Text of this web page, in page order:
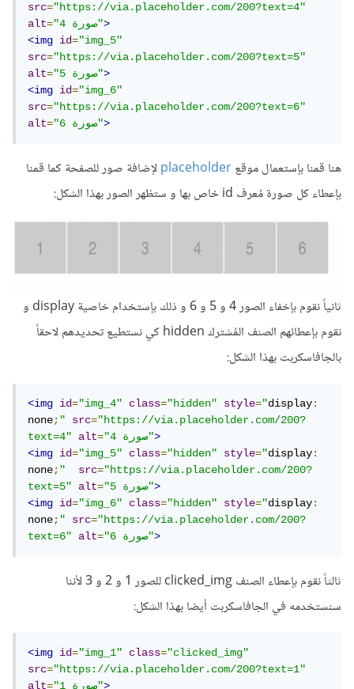
src="https://via.placeholder.com/200?text=4"
alt= "صورة 4">
<img
id="img_5"
src="https://via.placeholder.com/200?text=5"
alt= "صورة 5">
<img
id="img_6"
src="https://via.placeholder.com/200?text=6"
alt= "صورة 6">
هنا قمنا بإستعمال موقعplaceholderلإضافة صور للصفحة كما قمنا
بإعطاء كل صورة مُعرف id خاص بها و ستظهر الصور بهذا الشكل:
ثانياً نقوم بإخفاء الصور 4 و 5 و 6 و ذلك بإستخدام خاصية display و
نقوم بإعطائهم الصنف المُشترك hidden كي نستطيع تحديدهم لاحقاً
بالجافاسكربت بهذا الشكل:
<img id="img_4" class="hidden" style="display:
none;" src="https://via.placeholder.com/200?
text=4"
alt= "صورة 4">
<img
id="img_5" class="hidden" style="display:
none;" src="https://via.placeholder.com/200?
text=5"
alt= "صورة 5">
<img
id="img_6" class="hidden" style="display:
none;" src="https://via.placeholder.com/200?
text=6"
alt= "صورة 6">
ثالثاً نقوم بإعطاء الصنف clicked_img للصور 1 و 2 و 3 لأننا
سنستخدمه في الجافاسكربت أيضا بهذا الشكل:
<img id="img_1" class="clicked_img"
src="https://via.placeholder.com/200?text=1"
alt= "صورة 1">